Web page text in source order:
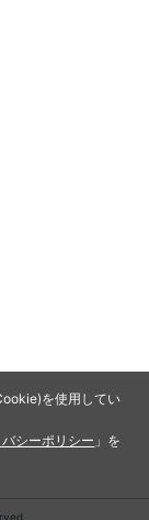
を使用してい
シーポリシー 」を